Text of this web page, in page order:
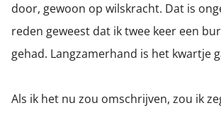
door, gewoon op wilskracht. Dat is
reden geweest dat ik twee keer een
gehad. Langzamerhand is het kwartje
Als ik het nu zou omschrijven, zou ik
te
over
van